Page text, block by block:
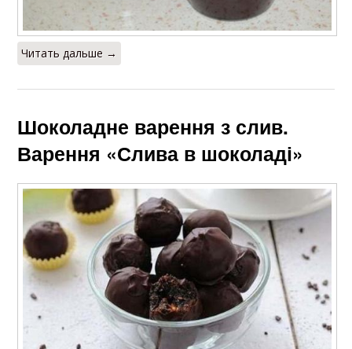
Читать дальше →
Шоколадне варення з слив.
Варення «Слива в шоколаді»